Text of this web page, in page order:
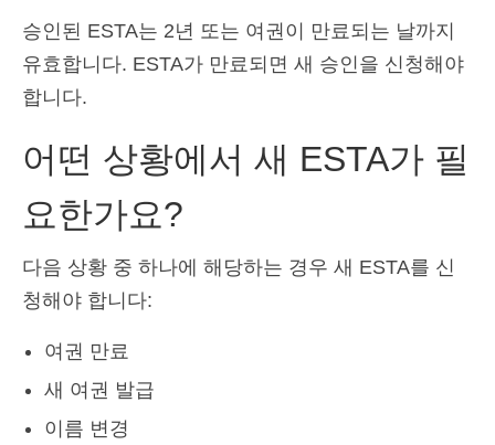
승인된 ESTA는 2년 또는 여권이 만료되는 날까지
유효합니다. ESTA가 만료되면 새 승인을 신청해야
합니다.
어떤 상황에서 새 ESTA가 필
요한가요?
다음 상황 중 하나에 해당하는 경우 새 ESTA를 신
청해야 합니다:
여권 만료
새 여권 발급
이름 변경